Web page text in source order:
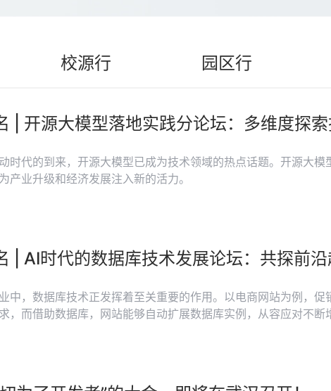
校源行 园区行
| 开源大模型落地实践分论坛：多维度探
时代的到来，开源大模型已成为技术领域的热点话题。开源大
产业升级和经济发展注入新的活力。
| AI时代的数据库技术发展论坛：共探前
中，数据库技术正发挥着至关重要的作用。以电商网站为例，
，而借助数据库，网站能够自动扩展数据库实例，从容应对不